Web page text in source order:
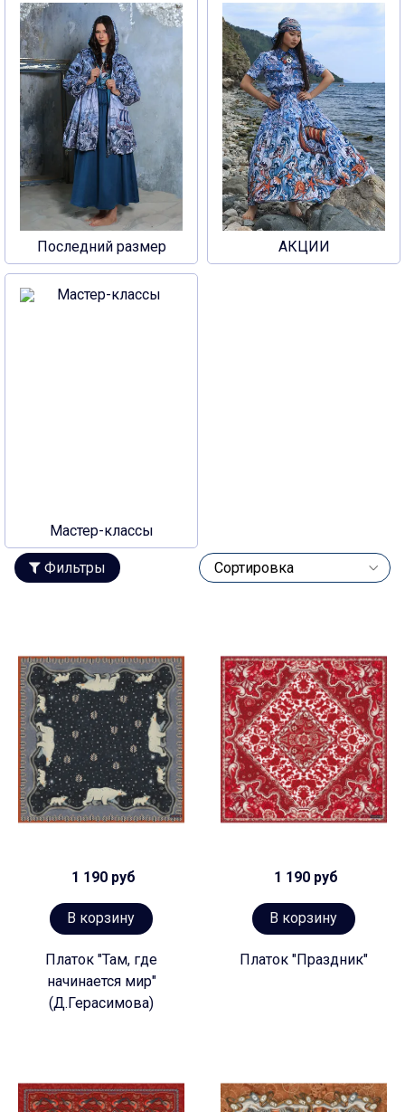
Последний размер АКЦИИ
Мастер-классы
Фильтры
1 190 руб
В корзину
Платок "Там, где
начинается мир"
(Д.Герасимова)
1 190 руб
В корзину
Платок "Праздник"